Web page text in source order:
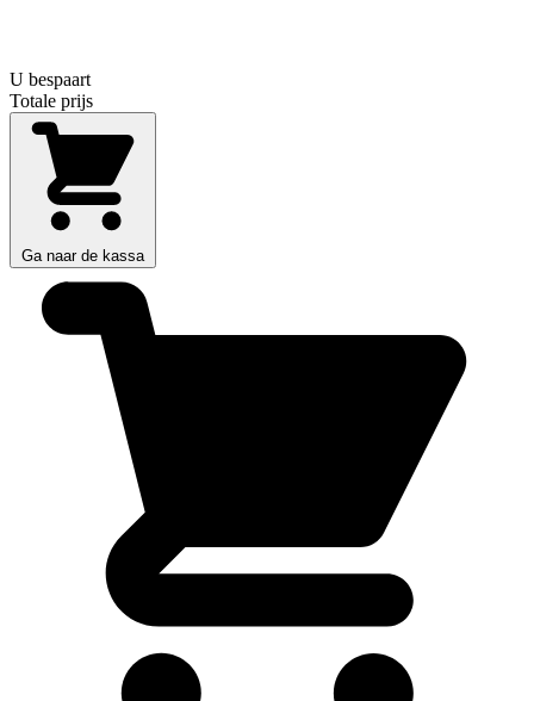
U bespaart
Totale prijs
Ga naar de kassa